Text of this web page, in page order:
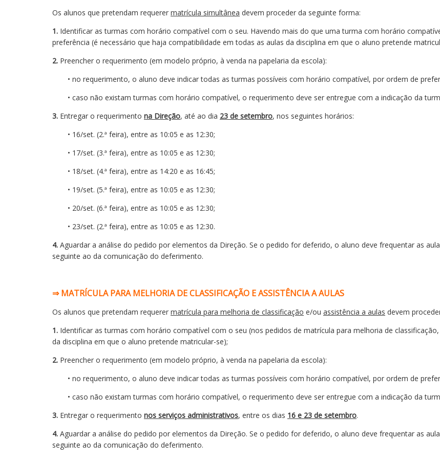
Os alunos que pretendam requerer matrícula simultânea devem proceder da seguinte forma:
1. Identificar as turmas com horário compatível com o seu. Havendo mais do que uma turma com horário
preferência (é necessário que haja compatibilidade em todas as aulas da disciplina em que o aluno pretende
2. Preencher o requerimento (em modelo próprio, à venda na papelaria da escola):
• no requerimento, o aluno deve indicar todas as turmas possíveis com horário compatível, por ordem de
• caso não existam turmas com horário compatível, o requerimento deve ser entregue com a indicação da
3. Entregar o requerimento na Direção, até ao dia 23 de setembro, nos seguintes horários:
• 16/set. (2.ª feira), entre as 10:05 e as 12:30;
• 17/set. (3.ª feira), entre as 10:05 e as 12:30;
• 18/set. (4.ª feira), entre as 14:20 e as 16:45;
• 19/set. (5.ª feira), entre as 10:05 e as 12:30;
• 20/set. (6.ª feira), entre as 10:05 e as 12:30;
• 23/set. (2.ª feira), entre as 10:05 e as 12:30.
4. Aguardar a análise do pedido por elementos da Direção. Se o pedido for deferido, o aluno deve frequentar as
seguinte ao da comunicação do deferimento.
⇒ MATRÍCULA PARA MELHORIA DE CLASSIFICAÇÃO E ASSISTÊNCIA A AULAS
Os alunos que pretendam requerer matrícula para melhoria de classificação e/ou assistência a aulas devem
1. Identificar as turmas com horário compatível com o seu (nos pedidos de matrícula para melhoria de
da disciplina em que o aluno pretende matricular-se);
2. Preencher o requerimento (em modelo próprio, à venda na papelaria da escola):
• no requerimento, o aluno deve indicar todas as turmas possíveis com horário compatível, por ordem de
• caso não existam turmas com horário compatível, o requerimento deve ser entregue com a indicação da
3. Entregar o requerimento nos serviços administrativos, entre os dias 16 e 23 de setembro.
4. Aguardar a análise do pedido por elementos da Direção. Se o pedido for deferido, o aluno deve frequentar as
seguinte ao da comunicação do deferimento.